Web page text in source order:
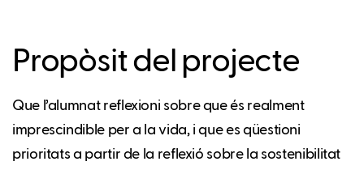
Propòsit del projecte
Que l’alumnat reflexioni sobre que és realment
imprescindible per a la vida, i que es qüestioni
prioritats a partir de la reflexió sobre la sostenibilitat